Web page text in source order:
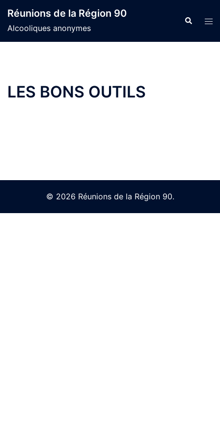
content
Réunions de la Région 90
Alcooliques anonymes
Search
LES BONS OUTILS
© 2026 Réunions de la Région 90.